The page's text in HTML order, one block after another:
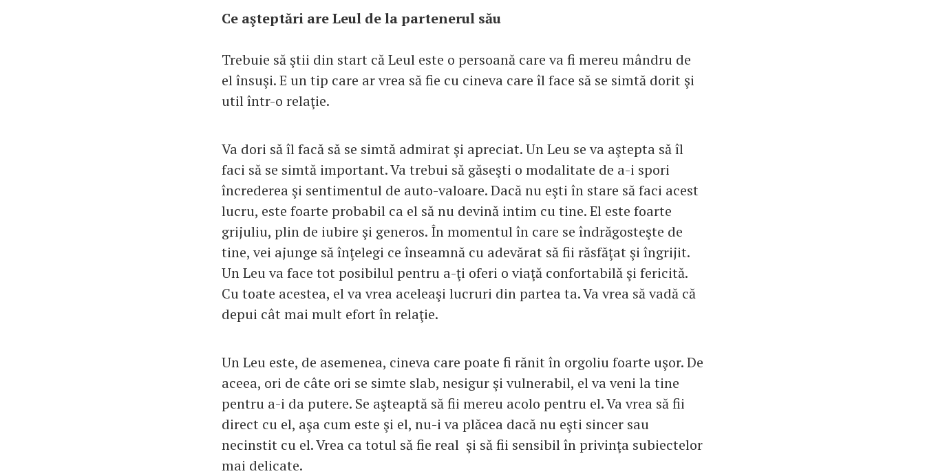
Ce aşteptări are Leul de la partenerul său
Trebuie să ştii din start că Leul este o persoană care va fi mereu mândru de
el însuşi. E un tip care ar vrea să fie cu cineva care îl face să se simtă dorit şi
util într-o relaţie.
Va dori să îl facă să se simtă admirat şi apreciat. Un Leu se va aştepta să îl
faci să se simtă important. Va trebui să găseşti o modalitate de a-i spori
încrederea şi sentimentul de auto-valoare. Dacă nu eşti în stare să faci acest
lucru, este foarte probabil ca el să nu devină intim cu tine. El este foarte
grijuliu, plin de iubire şi generos. În momentul în care se îndrăgosteşte de
tine, vei ajunge să înţelegi ce înseamnă cu adevărat să fii răsfăţat şi îngrijit.
Un Leu va face tot posibilul pentru a-ţi oferi o viaţă confortabilă şi fericită.
Cu toate acestea, el va vrea aceleaşi lucruri din partea ta. Va vrea să vadă că
depui cât mai mult efort în relaţie.
Un Leu este, de asemenea, cineva care poate fi rănit în orgoliu foarte uşor. De
aceea, ori de câte ori se simte slab, nesigur şi vulnerabil, el va veni la tine
pentru a-i da putere. Se aşteaptă să fii mereu acolo pentru el. Va vrea să fii
direct cu el, aşa cum este şi el, nu-i va plăcea dacă nu eşti sincer sau
necinstit cu el. Vrea ca totul să fie real şi să fii sensibil în privinţa subiectelor
mai delicate.